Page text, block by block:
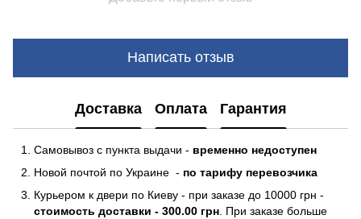
Написать отзыв
Доставка Оплата Гарантия
Самовывоз с пункта выдачи - временно недоступен
Новой почтой по Украине - по тарифу перевозчика
Курьером к двери по Киеву - при заказе до 10000 грн -
стоимость доставки - 300.00 грн. При заказе больше